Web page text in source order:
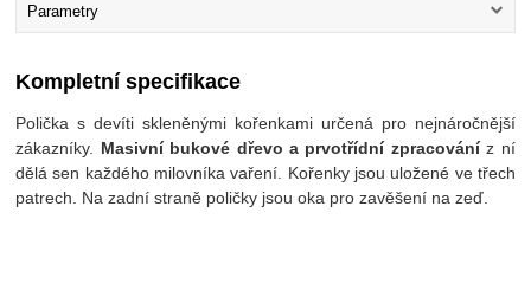
Parametry
Kompletní specifikace
Polička s devíti skleněnými kořenkami určená pro nejnáročnější
zákazníky. Masivní bukové dřevo a prvotřídní zpracováníz ní
dělá sen každého milovníka vaření. Kořenky jsou uložené ve třech
patrech. Na zadní straně poličky jsou oka pro zavěšení na zeď.